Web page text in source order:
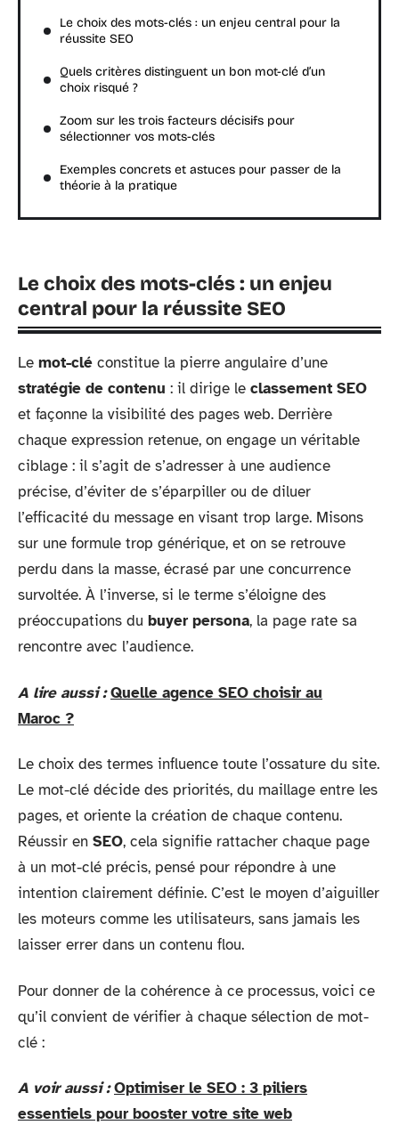
Le choix des mots-clés : un enjeu central pour la
réussite SEO
Quels critères distinguent un bon mot-clé d’un
choix risqué ?
Zoom sur les trois facteurs décisifs pour
sélectionner vos mots-clés
Exemples concrets et astuces pour passer de la
théorie à la pratique
Le choix des mots-clés : un enjeu
central pour la réussite SEO
Le mot-clé constitue la pierre angulaire d’une
stratégie de contenu : il dirige le classement SEO
et façonne la visibilité des pages web. Derrière
chaque expression retenue, on engage un véritable
ciblage : il s’agit de s’adresser à une audience
précise, d’éviter de s’éparpiller ou de diluer
l’efficacité du message en visant trop large. Misons
sur une formule trop générique, et on se retrouve
perdu dans la masse, écrasé par une concurrence
survoltée. À l’inverse, si le terme s’éloigne des
préoccupations du buyer persona, la page rate sa
rencontre avec l’audience.
A lire aussi : Quelle agence SEO choisir au
Maroc ?
Le choix des termes influence toute l’ossature du site.
Le mot-clé décide des priorités, du maillage entre les
pages, et oriente la création de chaque contenu.
Réussir en SEO, cela signifie rattacher chaque page
à un mot-clé précis, pensé pour répondre à une
intention clairement définie. C’est le moyen d’aiguiller
les moteurs comme les utilisateurs, sans jamais les
laisser errer dans un contenu flou.
Pour donner de la cohérence à ce processus, voici ce
qu’il convient de vérifier à chaque sélection de mot-
clé :
A voir aussi : Optimiser le SEO : 3 piliers
essentiels pour booster votre site web